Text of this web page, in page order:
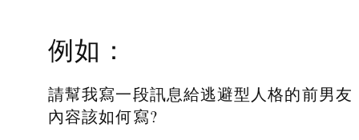
例如：
請幫我寫一段訊息給逃避型人格的前男友
內容該如何寫?